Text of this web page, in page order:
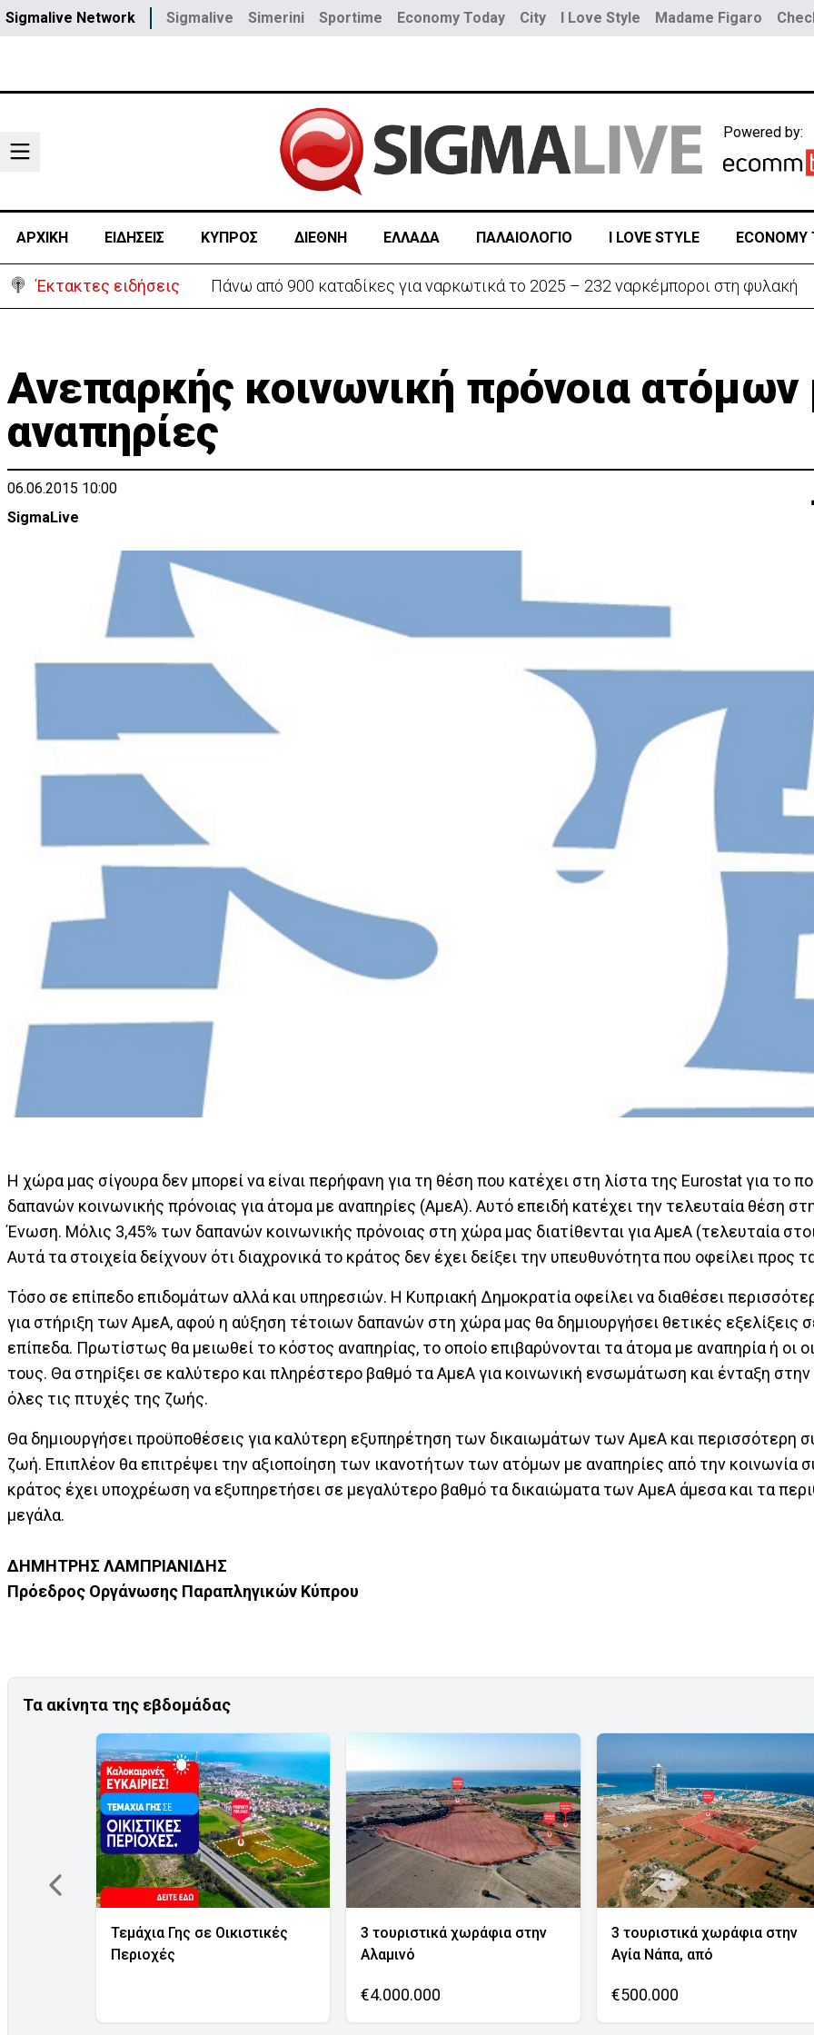
Sigmalive Network Sigmalive Simerini Sportime Economy Today City I Love Style Madame Figaro
Powered by:
ΑΡΧΙΚΗ ΕΙΔΗΣΕΙΣ ΚΥΠΡΟΣ ΔΙΕΘΝΗ ΕΛΛΑΔΑ ΠΑΛΑΙΟΛΟΓΙΟ I LOVE STYLE ECONOMY
Έκτακτες ειδήσεις Θέλει να ξαναζωντανέψει την «Corner» o Προύντζος - «Πληγώνει τις αναμνήσεις»
Ανεπαρκής κοινωνική πρόνοια ατόμων
αναπηρίες
06.06.2015 10:00
SigmaLive
Η χώρα μας σίγουρα δεν μπορεί να είναι περήφανη για τη θέση που κατέχει στη λίστα της Eurostat για το
δαπανών κοινωνικής πρόνοιας για άτομα με αναπηρίες (ΑμεΑ). Αυτό επειδή κατέχει την τελευταία θέση
Ένωση. Μόλις 3,45% των δαπανών κοινωνικής πρόνοιας στη χώρα μας διατίθενται για ΑμεΑ (τελευταία
Αυτά τα στοιχεία δείχνουν ότι διαχρονικά το κράτος δεν έχει δείξει την υπευθυνότητα που οφείλει προς
Τόσο σε επίπεδο επιδομάτων αλλά και υπηρεσιών. Η Κυπριακή Δημοκρατία οφείλει να διαθέσει
για στήριξη των ΑμεΑ, αφού η αύξηση τέτοιων δαπανών στη χώρα μας θα δημιουργήσει θετικές εξελίξεις
επίπεδα. Πρωτίστως θα μειωθεί το κόστος αναπηρίας, το οποίο επιβαρύνονται τα άτομα με αναπηρία ή οι
τους. Θα στηρίξει σε καλύτερο και πληρέστερο βαθμό τα ΑμεΑ για κοινωνική ενσωμάτωση και ένταξη στην
όλες τις πτυχές της ζωής.
Θα δημιουργήσει προϋποθέσεις για καλύτερη εξυπηρέτηση των δικαιωμάτων των ΑμεΑ και περισσότερη
ζωή. Επιπλέον θα επιτρέψει την αξιοποίηση των ικανοτήτων των ατόμων με αναπηρίες από την κοινωνία
κράτος έχει υποχρέωση να εξυπηρετήσει σε μεγαλύτερο βαθμό τα δικαιώματα των ΑμεΑ άμεσα και τα
μεγάλα.
ΔΗΜΗΤΡΗΣ ΛΑΜΠΡΙΑΝΙΔΗΣ
Πρόεδρος Οργάνωσης Παραπληγικών Κύπρου
Τα ακίνητα της εβδομάδας
Τεμάχια Γης σε Οικιστικές
Περιοχές
3 τουριστικά χωράφια στην
Αλαμινό
€4.000.000
3 τουριστικά χωράφια στην
Αγία Νάπα, από
€500.000